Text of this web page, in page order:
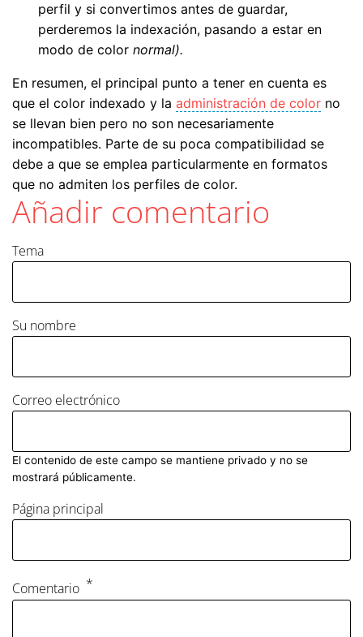
perfil y si convertimos antes de guardar,
perderemos la indexación, pasando a estar en
modo de color normal).
En resumen, el principal punto a tener en cuenta es
que el color indexado y la administración de color no
se llevan bien pero no son necesariamente
incompatibles. Parte de su poca compatibilidad se
debe a que se emplea particularmente en formatos
que no admiten los perfiles de color.
Añadir comentario
Tema
Su nombre
Correo electrónico
El contenido de este campo se mantiene privado y no se
mostrará públicamente.
Página principal
Comentario